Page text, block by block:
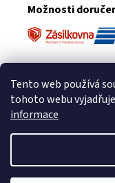
Tento web používá
tohoto webu
informace
Možnosti